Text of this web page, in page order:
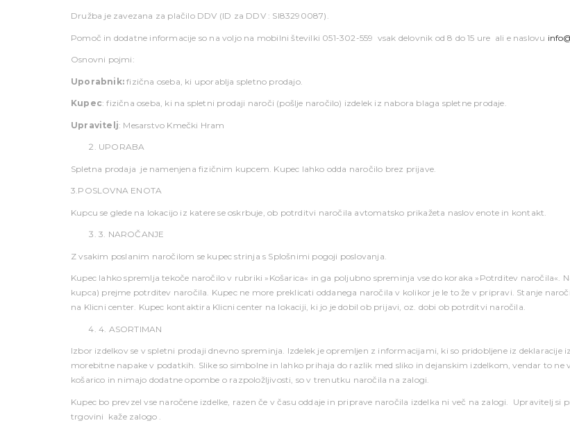
Družba je zavezana za plačilo DDV (ID za DDV : SI83290087).
Pomoč in dodatne informacije so na voljo na mobilni številki 051-302-559 vsak delovnik od 8 do 15 ure ali e naslovu
Osnovni pojmi:
Uporabnik: fizična oseba, ki uporablja spletno prodajo.
Kupec: fizična oseba, ki na spletni prodaji naroči (pošlje naročilo) izdelek iz nabora blaga spletne prodaje.
Upravitelj: Mesarstvo Kmečki Hram
UPORABA
Spletna prodaja je namenjena fizičnim kupcem. Kupec lahko odda naročilo brez prijave.
3.POSLOVNA ENOTA
Kupcu se glede na lokacijo iz katere se oskrbuje, ob potrditvi naročila avtomatsko prikažeta naslov enote in kontakt.
3. NAROČANJE
Z vsakim poslanim naročilom se kupec strinja s Splošnimi pogoji poslovanja.
Kupec lahko spremlja tekoče naročilo v rubriki »Košarica« in ga poljubno spreminja vse do koraka »Potrditev naročila«.
kupca) prejme potrditev naročila. Kupec ne more preklicati oddanega naročila v kolikor je le to že v pripravi. Stanje
na Klicni center. Kupec kontaktira Klicni center na lokaciji, ki jo je dobil ob prijavi, oz. dobi ob potrditvi naročila.
4. ASORTIMAN
Izbor izdelkov se v spletni prodaji dnevno spreminja. Izdelek je opremljen z informacijami, ki so pridobljene iz
morebitne napake v podatkih. Slike so simbolne in lahko prihaja do razlik med sliko in dejanskim izdelkom, vendar to
košarico in nimajo dodatne opombe o razpoložljivosti, so v trenutku naročila na zalogi.
Kupec bo prevzel vse naročene izdelke, razen če v času oddaje in priprave naročila izdelka ni več na zalogi. Upravitelj
trgovini kaže zalogo .